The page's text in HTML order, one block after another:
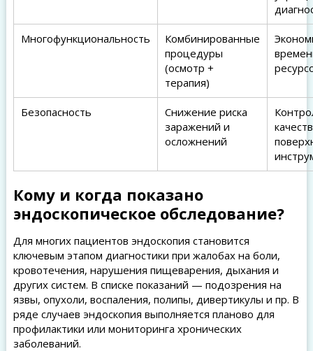
Многофункциональность
Комбинированные
процедуры
(осмотр +
терапия)
Безопасность
Снижение риска
заражений и
осложнений
Кому и когда показано
эндоскопическое обследование?
Для многих пациентов эндоскопия становится
ключевым этапом диагностики при жалобах на боли,
кровотечения, нарушения пищеварения, дыхания и
других систем. В списке показаний — подозрения на
язвы, опухоли, воспаления, полипы, дивертикулы и пр. В
ряде случаев эндоскопия выполняется планово для
профилактики или мониторинга хронических
заболеваний.